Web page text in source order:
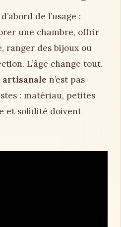
de l’usage :
une chambre, offrir
ranger des bijoux ou
L’âge change tout.
artisanale n’est pas
: matériau, petites
et solidité doivent